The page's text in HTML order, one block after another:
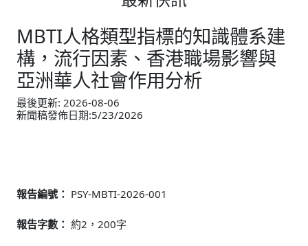
MBTI人格類型指標的知識體系建
構，流行因素、香港職場影響與
亞洲華人社會作用分析
最後更新: 2026-08-06
新聞稿發佈日期:5/23/2026
報告編號： PSY-MBTI-2026-001
報告字數： 約2，200字